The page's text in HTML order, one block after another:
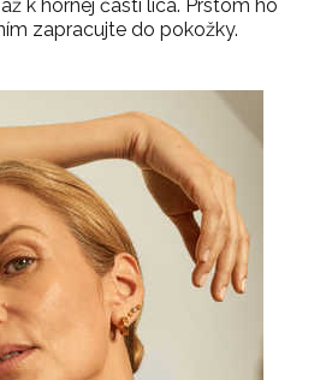
k hornej časti líca. Prstom ho
zapracujte do pokožky.